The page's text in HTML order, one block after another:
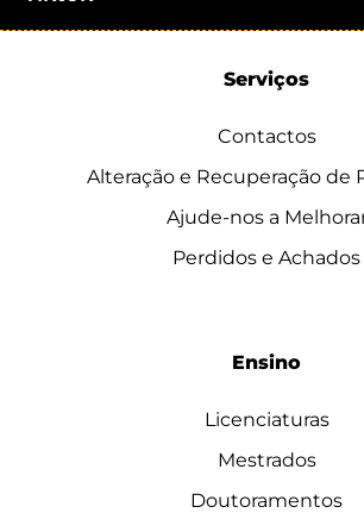
Serviços
Contactos
Alteração e Recuperação de
Ajude-nos a
Perdidos e Achados
Ensino
Licenciaturas
Mestrados
Doutoramentos